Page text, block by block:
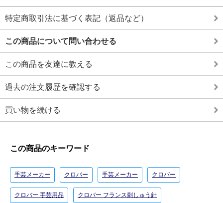
特定商取引法に基づく表記（返品など）
この商品について問い合わせる
この商品を友達に教える
過去の注文履歴を確認する
買い物を続ける
この商品のキーワード
手芸メーカー クロバー 手芸メーカー クロバー
クロバー 手芸用品 クロバー フランス刺しゅう針